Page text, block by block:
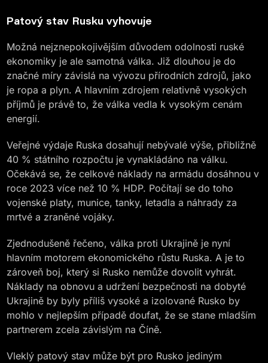
Patový stav Rusku vyhovuje
Možná nejznepokojivějším důvodem odolnosti ruské
ekonomiky je ale samotná válka. Již dlouhou je do
značné míry závislá na vývozu přírodních zdrojů, jako
je ropa a plyn. A hlavním zdrojem relativně vysokých
příjmů je právě to, že válka vedla k vysokým cenám
energií.
Veřejné výdaje Ruska dosahují nebývalé výše, přibližně
40 % státního rozpočtu je vynakládáno na válku.
Očekává se, že celkové náklady na armádu dosáhnou v
roce 2023 více než 10 % HDP. Počítají se do toho
vojenské platy, munice, tanky, letadla a náhrady za
mrtvé a zraněné vojáky.
Zjednodušeně řečeno, válka proti Ukrajině je nyní
hlavním motorem ekonomického růstu Ruska. A je to
zároveň boj, který si Rusko nemůže dovolit vyhrát.
Náklady na obnovu a udržení bezpečnosti na dobyté
Ukrajině by byly příliš vysoké a izolované Rusko by
mohlo v nejlepším případě doufat, že se stane mladším
partnerem zcela závislým na Číně.
Vleklý patový stav může být pro Rusko jediným